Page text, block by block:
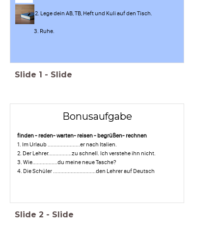
2. Lege dein AB, TB, Heft und Kuli auf den Tisch.
3. Ruhe.
Slide 1 - Slide
Bonusaufgabe
finden - reden- warten- reisen - begrüßen- rechnen
1. Im Urlaub ......................er nach Italien.
2. Der Lehrer................zu schnell. Ich verstehe ihn nicht.
3. Wie.................du meine neue Tasche?
4. Die Schüler .............................den Lehrer auf Deutsch
Slide 2 - Slide